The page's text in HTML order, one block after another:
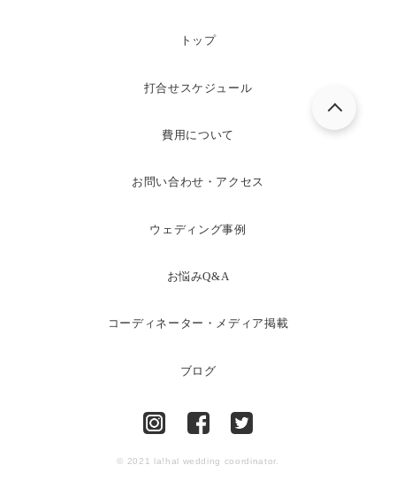
トップ
打合せスケジュール
費用について
お問い合わせ・アクセス
ウェディング事例
お悩みQ&A
コーディネーター・メディア掲載
ブログ
© 2021 la!hal wedding coordinator.